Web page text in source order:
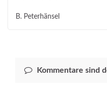
B. Peterhänsel
Kommentare sind